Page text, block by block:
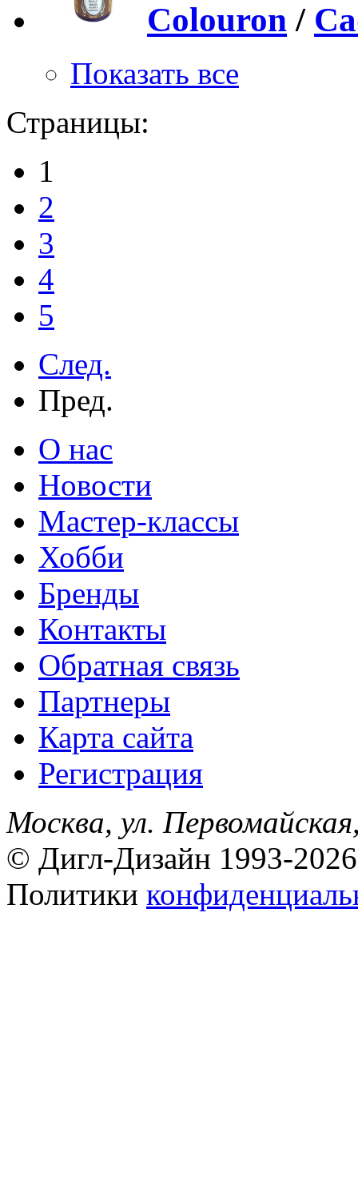
Colouron /
Показать все
Страницы:
1
2
3
4
5
След.
Пред.
О нас
Новости
Мастер-классы
Хобби
Бренды
Контакты
Обратная связь
Партнеры
Карта сайта
Регистрация
Москва, ул.
© Дигл-Дизайн 1993-2026
Политики